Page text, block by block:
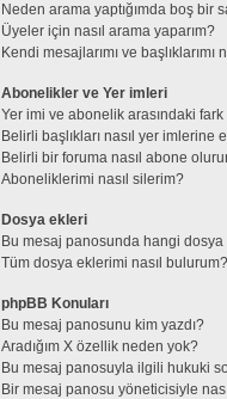
Neden arama yaptığımda boş bir
Üyeler için nasıl arama yaparım?
Kendi mesajlarımı ve başlıklarımı
Abonelikler ve Yer imleri
Yer imi ve abonelik arasındaki
Belirli başlıkları nasıl yer
Belirli bir foruma nasıl abone
Aboneliklerimi nasıl silerim?
Dosya ekleri
Bu mesaj panosunda hangi
Tüm dosya eklerimi nasıl bulurum?
phpBB Konuları
Bu mesaj panosunu kim yazdı?
Aradığım X özellik neden yok?
Bu mesaj panosuyla ilgili hukuki
Bir mesaj panosu yöneticisiyle